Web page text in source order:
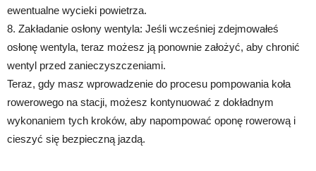
ewentualne wycieki powietrza.
8. Zakładanie osłony wentyla: Jeśli wcześniej zdejmowałeś
osłonę wentyla, teraz możesz ją ponownie założyć, aby chronić
wentyl przed zanieczyszczeniami.
Teraz, gdy masz wprowadzenie do procesu pompowania koła
rowerowego na stacji, możesz kontynuować z dokładnym
wykonaniem tych kroków, aby napompować oponę rowerową i
cieszyć się bezpieczną jazdą.